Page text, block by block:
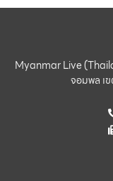
Myanmar Live
จอมพล เ